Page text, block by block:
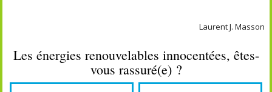
Laurent J. Masson
Les énergies renouvelables innocentées, êtes-
vous rassuré(e) ?